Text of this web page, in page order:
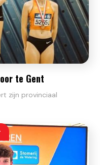
te Gent
zijn provinciaal